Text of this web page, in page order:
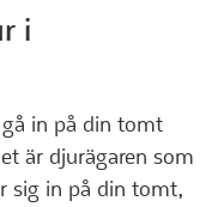
i
in på din tomt
är djurägaren som
sig in på din tomt,